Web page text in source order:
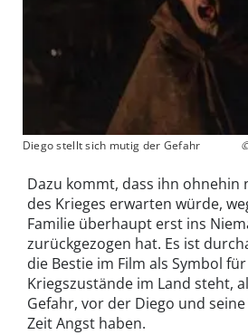
Diego stellt sich mutig der Gefahr
Dazu kommt, dass ihn ohnehin
des Krieges erwarten würde,
Familie überhaupt erst ins
zurückgezogen hat. Es ist
die Bestie im Film als Symbol
Kriegszustände im Land steht,
Gefahr, vor der Diego und
Zeit Angst haben.